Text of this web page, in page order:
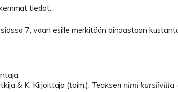
tiedot.
7, vaan esille merkitään ainoastaan
& K. Kirjoittaja (toim.), Teoksen nimi kursiivilla